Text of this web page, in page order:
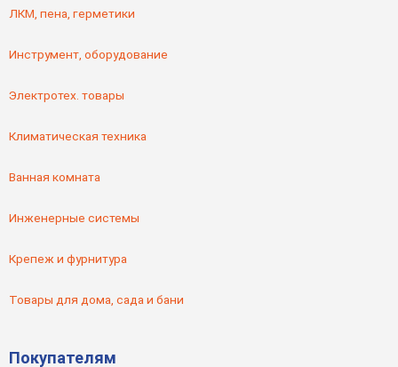
ЛКМ, пена, герметики
Инструмент, оборудование
Электротех. товары
Климатическая техника
Ванная комната
Инженерные системы
Крепеж и фурнитура
Товары для дома, сада и бани
Покупателям